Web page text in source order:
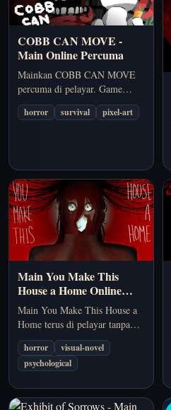
COBB CAN MOVE -
Main Online Percuma
Mainkan COBB CAN MOVE
percuma di pelayar. Game
survival horror di mana
peraturannya sentiasa berubah
horror survival pixel-art
Main You Make This
House a Home Online
Percuma (Visual Novel
Seram Psikologi)
Main You Make This House a
Home terus di pelayar tanpa
muat turun. Terokai kisah
seram psikologi tentang
memori, kawalan, dan obsesi.
horror
visual-novel
psychological